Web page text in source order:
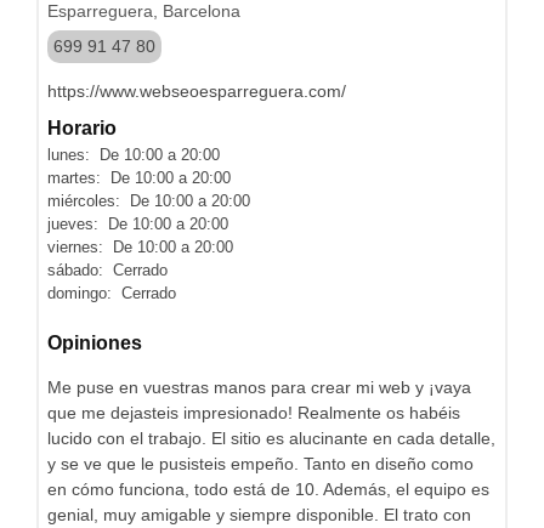
Esparreguera, Barcelona
699 91 47 80
https://www.webseoesparreguera.com/
Horario
lunes: De 10:00 a 20:00
martes: De 10:00 a 20:00
miércoles: De 10:00 a 20:00
jueves: De 10:00 a 20:00
viernes: De 10:00 a 20:00
sábado: Cerrado
domingo: Cerrado
Opiniones
Me puse en vuestras manos para crear mi web y ¡vaya
que me dejasteis impresionado! Realmente os habéis
lucido con el trabajo. El sitio es alucinante en cada detalle,
y se ve que le pusisteis empeño. Tanto en diseño como
en cómo funciona, todo está de 10. Además, el equipo es
genial, muy amigable y siempre disponible. El trato con